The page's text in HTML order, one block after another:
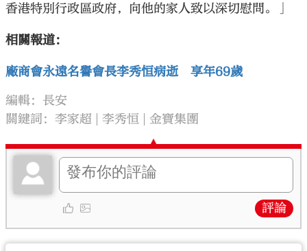
香港特別行政區政府，向他的家人致以深切慰問。」
相關報道：
廠商會永遠名譽會長李秀恒病逝 享年69歲
編輯：長安
關鍵詞：李家超 李秀恒 金寶集團
評論